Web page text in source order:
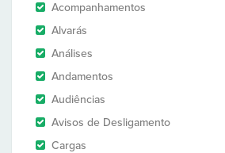
Acompanhamentos
Alvarás
Análises
Andamentos
Audiências
Avisos de Desligamento
Cargas